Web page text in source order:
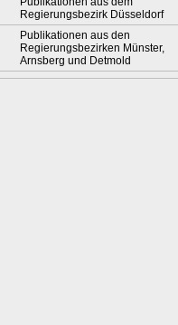
Regierungsbezirk Düsseldorf
Publikationen aus den
Regierungsbezirken Münster,
Arnsberg und Detmold